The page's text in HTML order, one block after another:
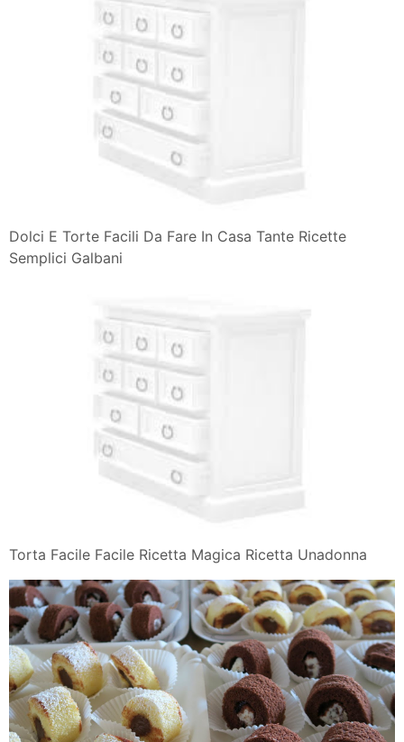
Dolci E Torte Facili Da Fare In Casa Tante Ricette
Semplici Galbani
Torta Facile Facile Ricetta Magica Ricetta Unadonna